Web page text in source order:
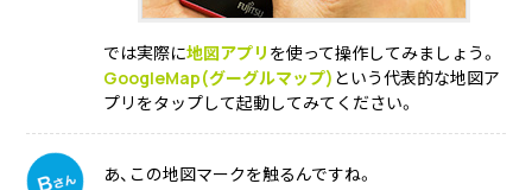
では実際に地図アプリ を使って操作してみましょう。
GoogleMap(グーグルマップ) という代表的な地図ア
プリをタップして起動してみてください。
あ、この地図マークを触るんですね。